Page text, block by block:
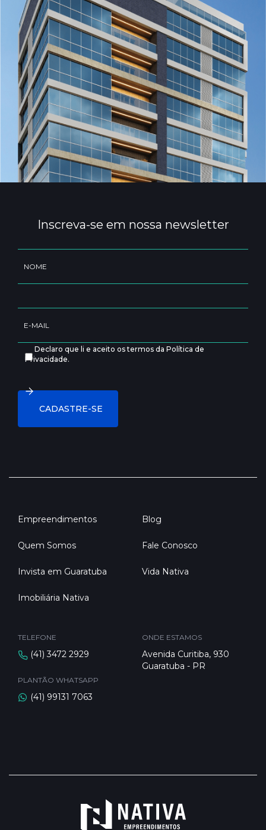
Inscreva-se em nossa newsletter
Declaro que li e aceito os termos da Política de
Privacidade.
Empreendimentos
Quem Somos
Invista em Guaratuba
Imobiliária Nativa
Blog
Fale Conosco
Vida Nativa
TELEFONE
(41) 3472 2929
PLANTÃO WHATSAPP
(41) 99131 7063
ONDE ESTAMOS
Avenida Curitiba, 930
Guaratuba - PR